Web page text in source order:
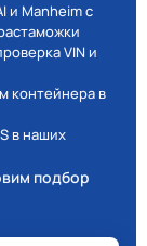
и Manheim с
VIN и
контейнера в
в наших
подбор